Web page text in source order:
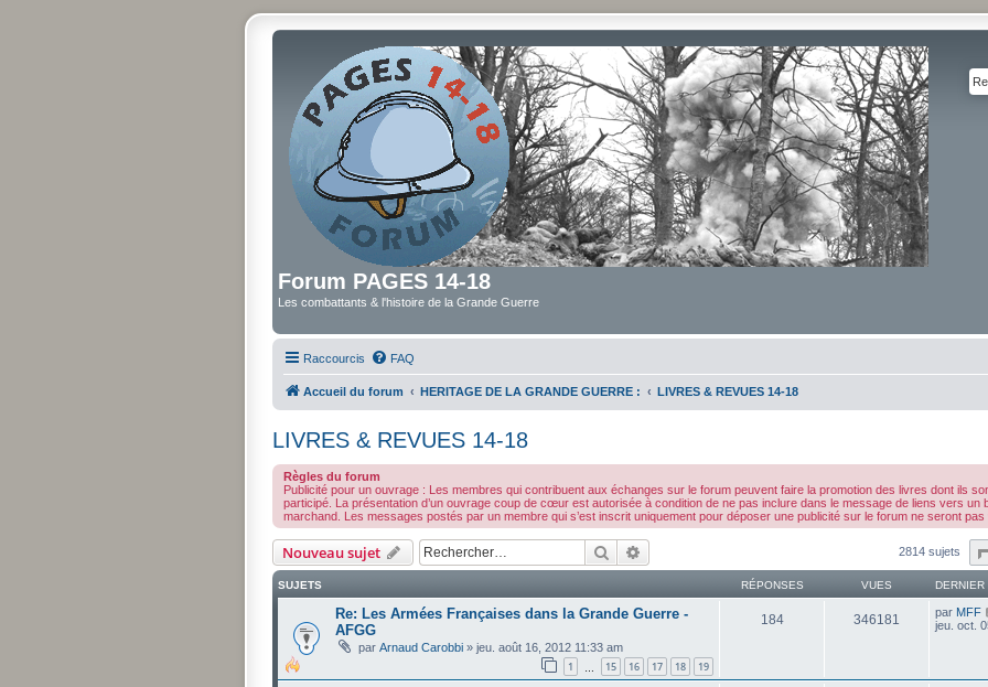
Forum PAGES 14-18
Les combattants & l'histoire de la Grande Guerre
Raccourcis FAQ
Accueil du forum HERITAGE DE LA GRANDE GUERRE : LIVRES & REVUES 14-18
LIVRES & REVUES 14-18
Règles du forum
Publicité pour un ouvrage : Les membres qui contribuent aux échanges sur le forum peuvent faire la promotion des livres dont ils
participé. La présentation d’un ouvrage coup de cœur est autorisée à condition de ne pas inclure dans le message de liens vers un
marchand. Les messages postés par un membre qui s’est inscrit uniquement pour déposer une publicité sur le forum ne seront pas
Nouveau sujet Rechercher 2814 sujets
SUJETS RÉPONSES VUES
Re: Les Armées Françaises dans la Grande Guerre -
AFGG
par Arnaud Carobbi » jeu. août 16, 2012 11:33 am
1 15 16 17 18 19
184 346181 par MFF
jeu. oct.